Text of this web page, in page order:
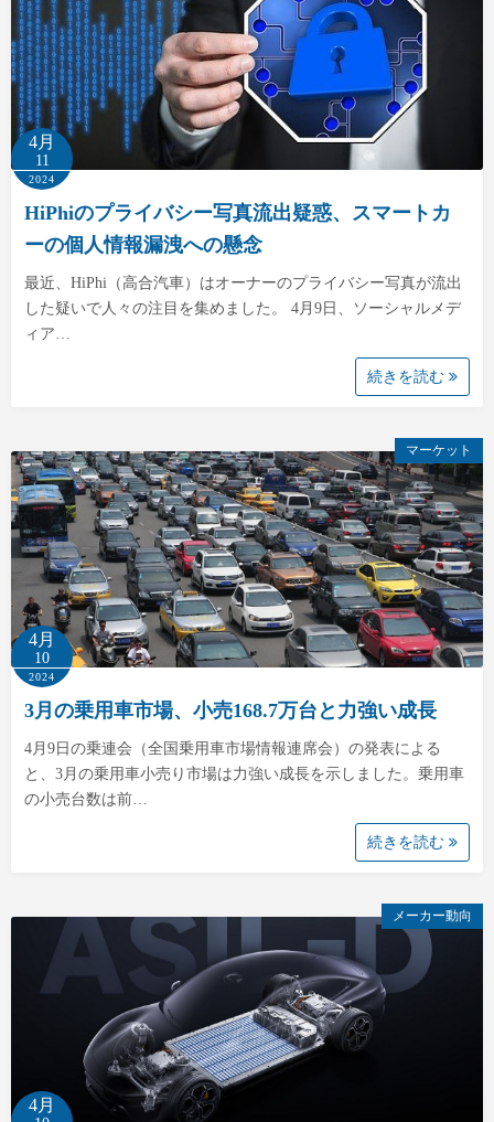
4月
11
2024
HiPhiのプライバシー写真流出疑惑、スマートカ
ーの個人情報漏洩への懸念
最近、HiPhi（高合汽車）はオーナーのプライバシー写真が流出
した疑いで人々の注目を集めました。 4月9日、ソーシャルメデ
ィア…
続きを読む
マーケット
4月
10
2024
3月の乗用車市場、小売168.7万台と力強い成長
4月9日の乗連会（全国乗用車市場情報連席会）の発表による
と、3月の乗用車小売り市場は力強い成長を示しました。乗用車
の小売台数は前…
続きを読む
メーカー動向
4月